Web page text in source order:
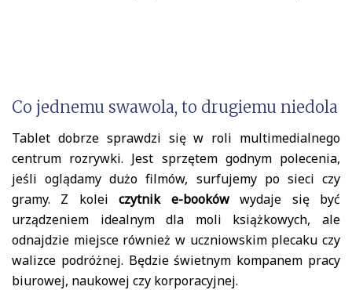
Co jednemu swawola, to drugiemu niedola
Tablet dobrze sprawdzi się w roli multimedialnego
centrum rozrywki. Jest sprzętem godnym polecenia,
jeśli oglądamy dużo filmów, surfujemy po sieci czy
gramy. Z koleiczytnik e-bookówwydaje się być
urządzeniem idealnym dla moli książkowych, ale
odnajdzie miejsce również w uczniowskim plecaku czy
walizce podróżnej. Będzie świetnym kompanem pracy
biurowej, naukowej czy korporacyjnej.